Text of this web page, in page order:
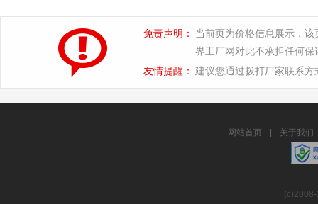
免责声明：
当前页为价格信息展示，
界工厂网对此不承担任何保
友情提醒： 建议您通过拨打厂家联系
网站首页 关于我们